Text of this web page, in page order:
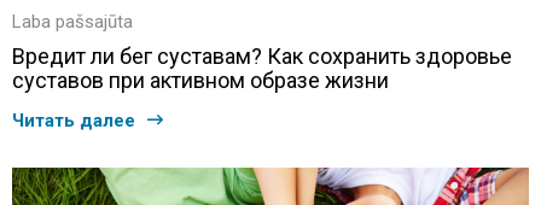
Laba pašsajūta
Вредит ли бег суставам? Как сохранить здоровье
суставов при активном образе жизни
Читать далее